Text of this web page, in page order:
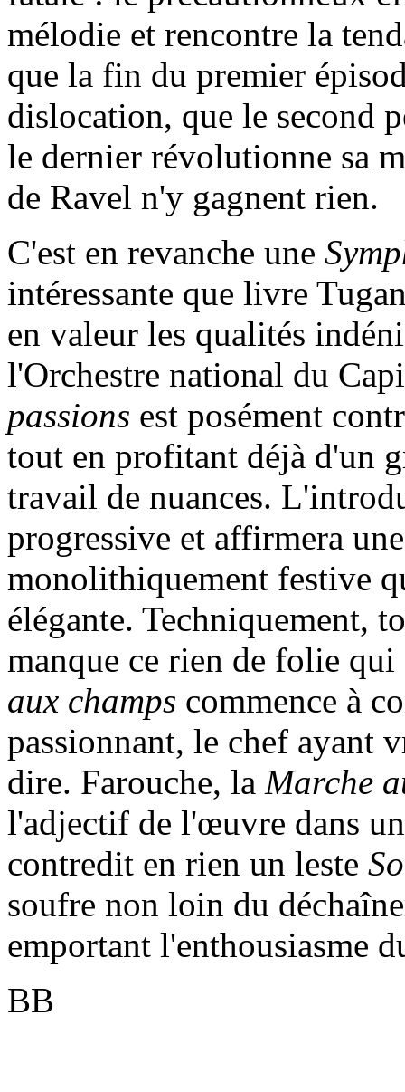
mélodie et rencontre la
que la fin du premier
dislocation, que le second
le dernier révolutionne sa
de Ravel n'y gagnent rien.
C'est en revanche une
intéressante que livre
en valeur les qualités
l'Orchestre national du
passions est posément
tout en profitant déjà d'un
travail de nuances.
progressive et affirmera
monolithiquement festive
élégante. Techniquement,
manque ce rien de folie
aux champs commence à
passionnant, le chef ayant
dire. Farouche, la Marche
l'adjectif de l'œuvre dans
contredit en rien un leste
soufre non loin du
emportant l'enthousiasme
BB